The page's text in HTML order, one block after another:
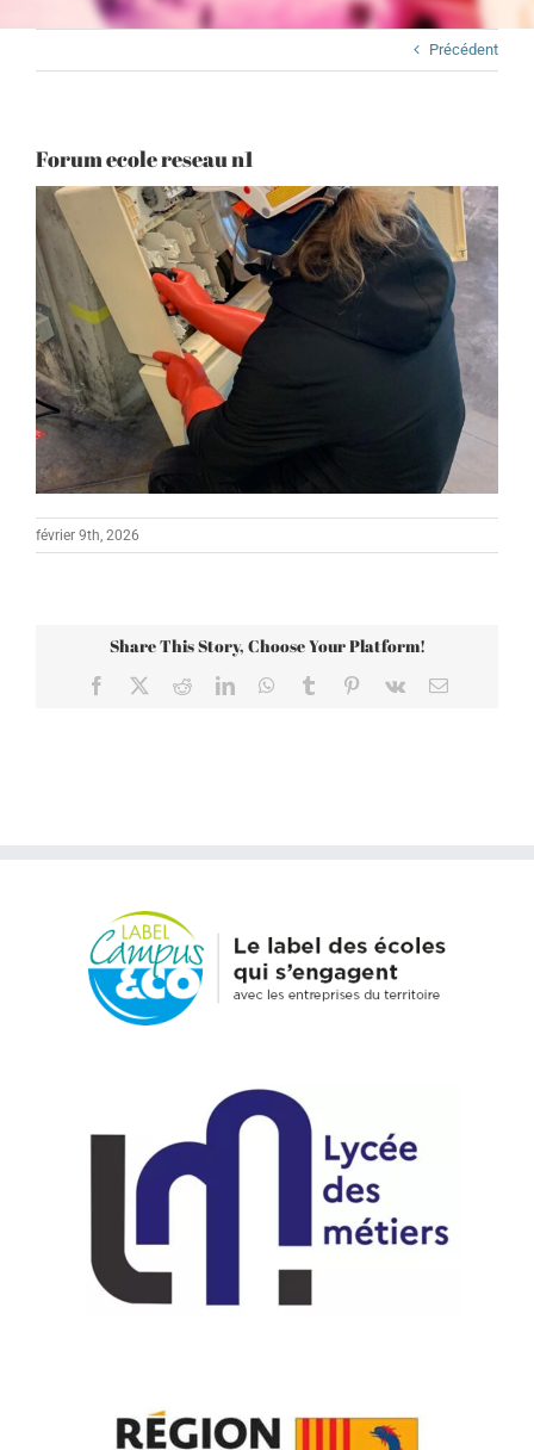
Précédent
Forum ecole reseau n1
février 9th, 2026
Share This Story, Choose Your Platform!
Facebook RedditLinkedInWhatsApp
Tumblr Pinterest
Vk Email